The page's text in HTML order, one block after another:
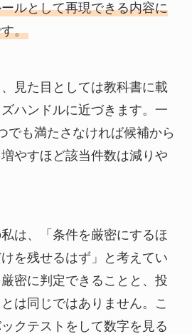
ルとして再現できる内容に
。
見た目としては教科書に載
ハンドルに近づきます。一
でも満たさなければ候補から
やすほど該当件数は減りや
は、「条件を厳密にするほ
を残せるはず」と考えてい
密に判定できることと、投
は同じではありません。こ
クテストをして数字を見る